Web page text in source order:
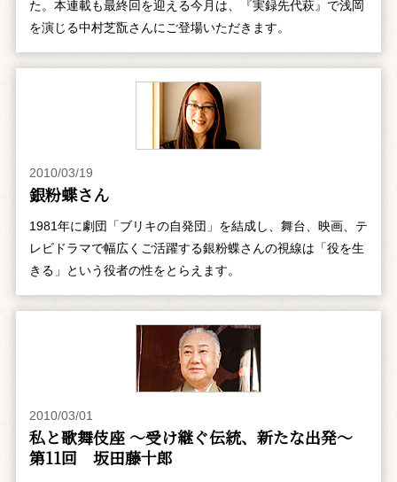
た。本連載も最終回を迎える今月は、『実録先代萩』で浅岡
を演じる中村芝翫さんにご登場いただきます。
2010/03/19
銀粉蝶さん
1981年に劇団「ブリキの自発団」を結成し、舞台、映画、テ
レビドラマで幅広くご活躍する銀粉蝶さんの視線は「役を生
きる」という役者の性をとらえます。
2010/03/01
私と歌舞伎座 ～受け継ぐ伝統、新たな出発～
第11回 坂田藤十郎